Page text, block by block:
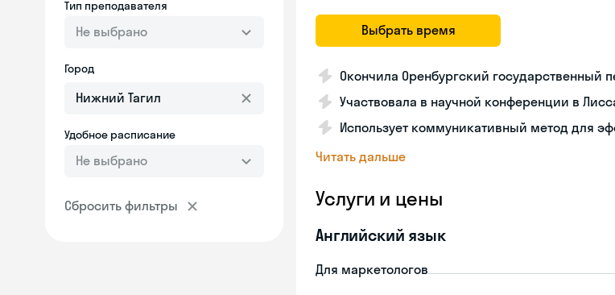
Тип преподавателя
Не выбрано
Город
Удобное расписание
Не выбрано
Сбросить фильтры
Выбрать время
Окончила Оренбургский государственный
Участвовала в научной конференции в
Использует коммуникативный метод для
Читать дальше
Услуги и цены
Английский язык
Для маркетологов